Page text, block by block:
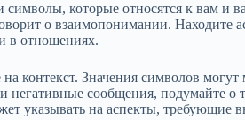
символы, которые относятся к вам и
о взаимопонимании. Находите
в отношениях.
контекст. Значения символов
негативные сообщения, подумайте о
указывать на аспекты, требующие